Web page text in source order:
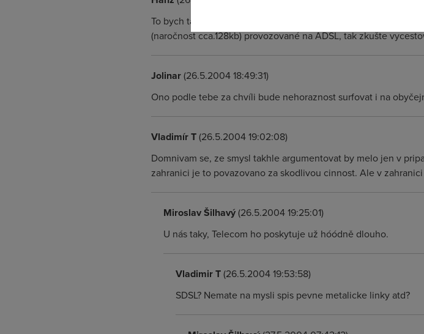
To bych tak netvrdil, zvlastních zkušeností vím že tomu tak je.
(naročnost cca.128kb) provozované na ADSL, tak zkušte
Jolinar(26.5.2004 18:49:31)
Ono podle tebe za chvíli bude nehoraznost surfovat i na
Vladimír T(26.5.2004 19:02:08)
Domnivam se, ze smysl takhle argumentovat by melo jen v
zahranici je to povazovano za skodlivou cinnost. Ale v
Miroslav Šilhavý(26.5.2004 19:25:01)
U nás taky, Telecom ho poskytuje už hóódně dlouho.
Vladimir T(26.5.2004 19:53:58)
SDSL? Nemate na mysli spis pevne metalicke linky atd?